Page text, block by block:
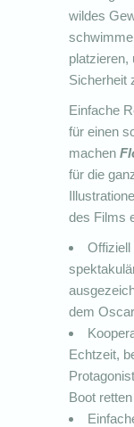
wildes
platzieren,
Sicherheit
Einfache
für einen
machen
für die
des Films
Offiziell
dem
Echtzeit,
Boot